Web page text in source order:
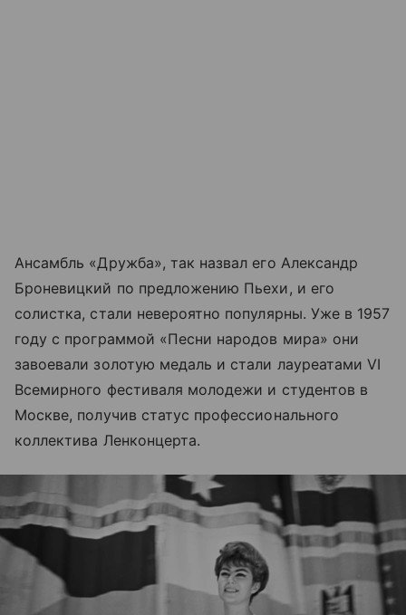
Ансамбль «Дружба», так назвал его Александр
Броневицкий по предложению Пьехи, и его
солистка, стали невероятно популярны. Уже в 1957
году с программой «Песни народов мира» они
завоевали золотую медаль и стали лауреатами VI
Всемирного фестиваля молодежи и студентов в
Москве, получив статус профессионального
коллектива Ленконцерта.